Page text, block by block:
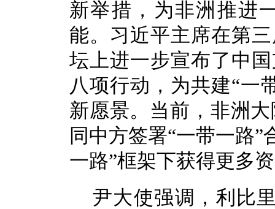
新举措，为非洲推进
能。习近平主席在第
坛上进一步宣布了中
八项行动， 为共建“一
新愿景。当前，非洲
同中方签署“一带一路
一路”框架下获得更多
尹大使强调， 利比